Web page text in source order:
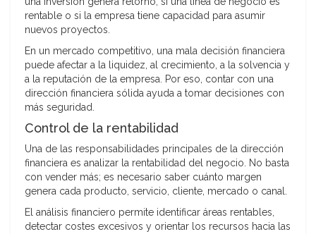
rentable o si la empresa tiene capacidad para asumir
nuevos proyectos.
En un mercado competitivo, una mala decisión financiera
puede afectar a la liquidez, al crecimiento, a la solvencia y
a la reputación de la empresa. Por eso, contar con una
dirección financiera sólida ayuda a tomar decisiones con
más seguridad.
Control de la rentabilidad
Una de las responsabilidades principales de la dirección
financiera es analizar la rentabilidad del negocio. No basta
con vender más; es necesario saber cuánto margen
genera cada producto, servicio, cliente, mercado o canal.
El análisis financiero permite identificar áreas rentables,
detectar costes excesivos y orientar los recursos hacia las